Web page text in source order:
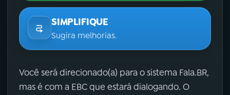
SIMPLIFIQUE
Sugira melhorias.
Você será direcionado(a) para o sistema Fala.BR,
mas é com a EBC que estará dialogando. O